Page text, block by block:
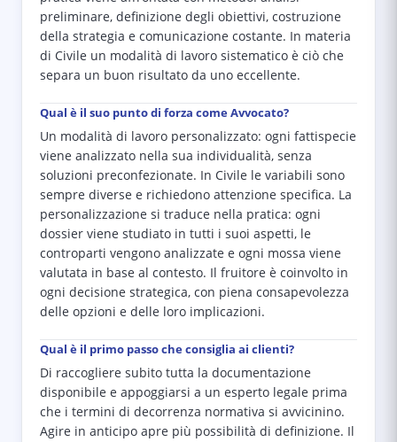
preliminare, definizione degli obiettivi, costruzione
della strategia e comunicazione costante. In materia
di Civile un modalità di lavoro sistematico è ciò che
separa un buon risultato da uno eccellente.
Qual è il suo punto di forza come Avvocato?
Un modalità di lavoro personalizzato: ogni fattispecie
viene analizzato nella sua individualità, senza
soluzioni preconfezionate. In Civile le variabili sono
sempre diverse e richiedono attenzione specifica. La
personalizzazione si traduce nella pratica: ogni
dossier viene studiato in tutti i suoi aspetti, le
controparti vengono analizzate e ogni mossa viene
valutata in base al contesto. Il fruitore è coinvolto in
ogni decisione strategica, con piena consapevolezza
delle opzioni e delle loro implicazioni.
Qual è il primo passo che consiglia ai clienti?
Di raccogliere subito tutta la documentazione
disponibile e appoggiarsi a un esperto legale prima
che i termini di decorrenza normativa si avvicinino.
Agire in anticipo apre più possibilità di definizione. Il